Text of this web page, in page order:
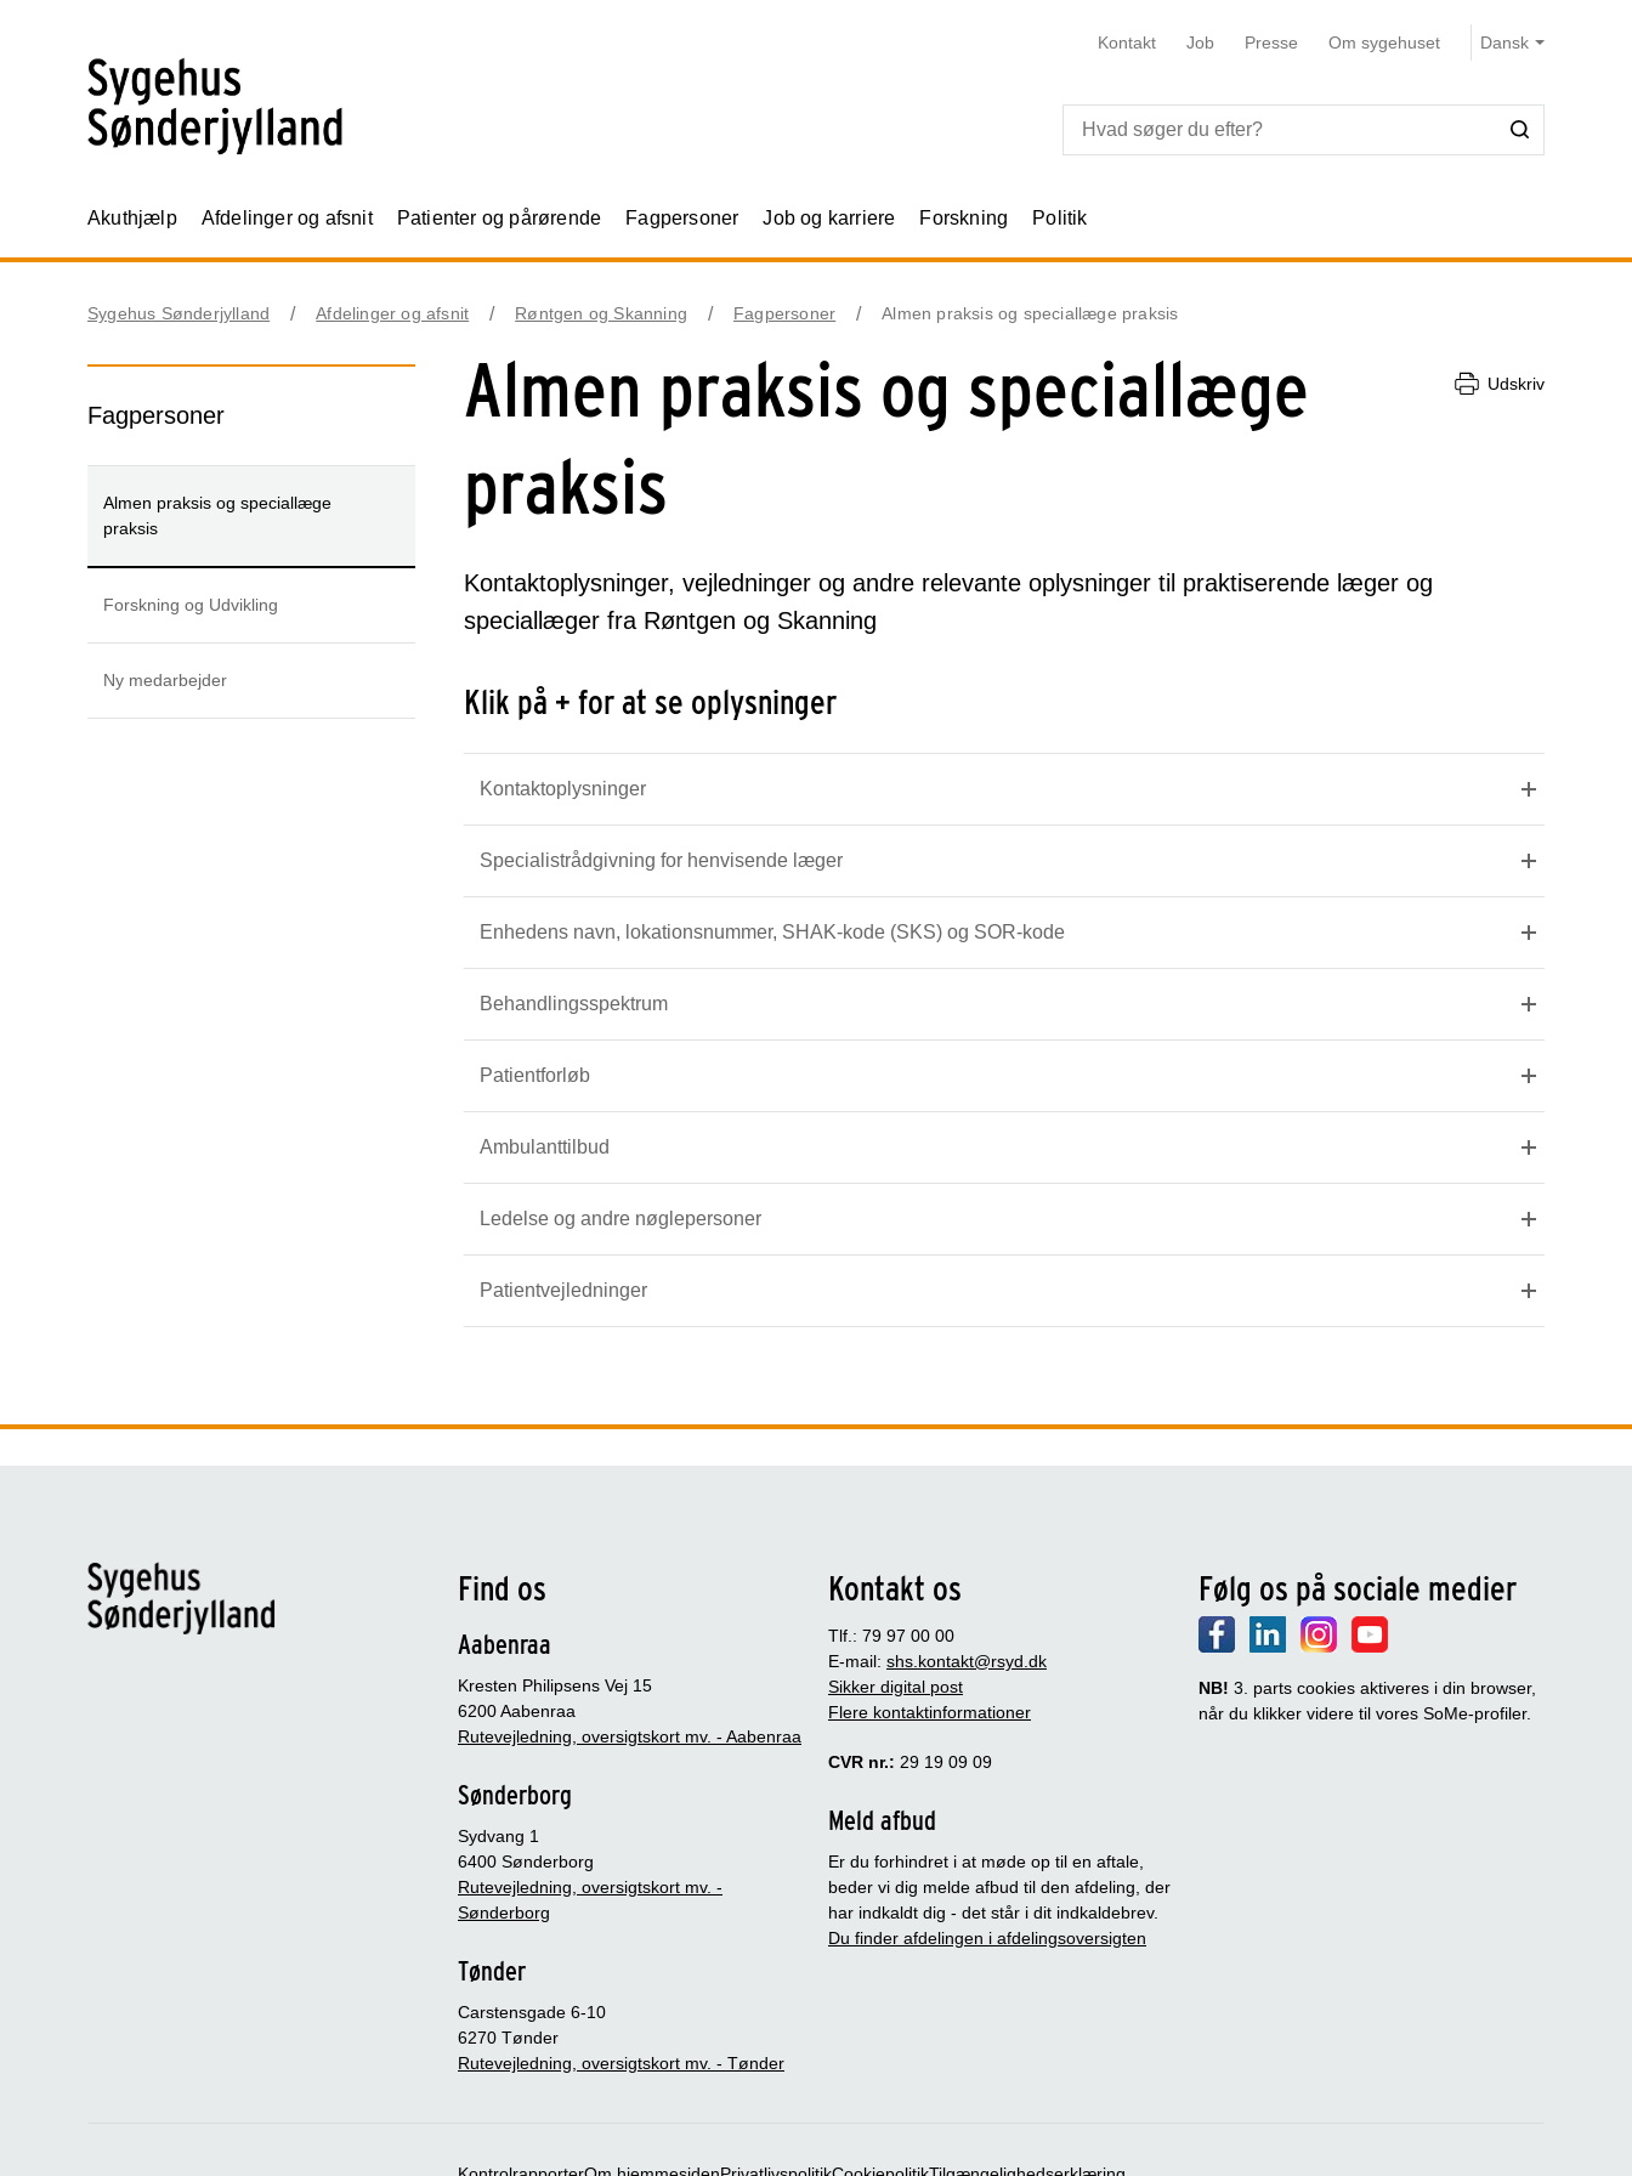
Kontakt Job Presse Om sygehuset
Akuthjælp Afdelinger og afsnit Patienter og pårørende Fagpersoner Job og karriere Forskning Politik
Sygehus Sønderjylland Afdelinger og afsnit Røntgen og Skanning Fagpersoner Almen praksis og speciallæge praksis
Fagpersoner
Almen praksis og speciallæge
praksis
Forskning og Udvikling
Ny medarbejder
Almen praksis og speciallæge
praksis
Udskriv
Kontaktoplysninger, vejledninger og andre relevante oplysninger til praktiserende læger og
speciallæger fra Røntgen og Skanning
Klik på + for at se oplysninger
Kontaktoplysninger
Specialistrådgivning for henvisende læger
Enhedens navn, lokationsnummer, SHAK-kode (SKS) og SOR-kode
Behandlingsspektrum
Patientforløb
Ambulanttilbud
Ledelse og andre nøglepersoner
Patientvejledninger
Find os
Aabenraa
Kresten Philipsens Vej 15
6200 Aabenraa
Rutevejledning, oversigtskort mv. - Aabenraa
Sønderborg
Sydvang 1
6400 Sønderborg
Rutevejledning, oversigtskort mv. -
Sønderborg
Tønder
Carstensgade 6-10
6270 Tønder
Rutevejledning, oversigtskort mv. - Tønder
Kontakt os
Tlf.: 79 97 00 00
E-mail: shs.kontakt@rsyd.dk
Sikker digital post
Flere kontaktinformationer
CVR nr.: 29 19 09 09
Meld afbud
Er du forhindret i at møde op til en aftale,
beder vi dig melde afbud til den afdeling, der
har indkaldt dig - det står i dit indkaldebrev.
Du finder afdelingen i afdelingsoversigten
Følg os på sociale medier
NB! 3. parts cookies aktiveres i din browser,
når du klikker videre til vores SoMe-profiler.